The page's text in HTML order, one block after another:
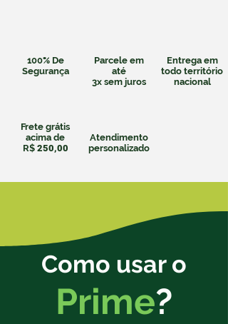
100% De
Segurança
Frete grátis
acima de
R$ 250,00
Parcele em
até
3xsem juros
Atendimento
personalizado
Entrega em
todo território
nacional
Como usar o
Prime?